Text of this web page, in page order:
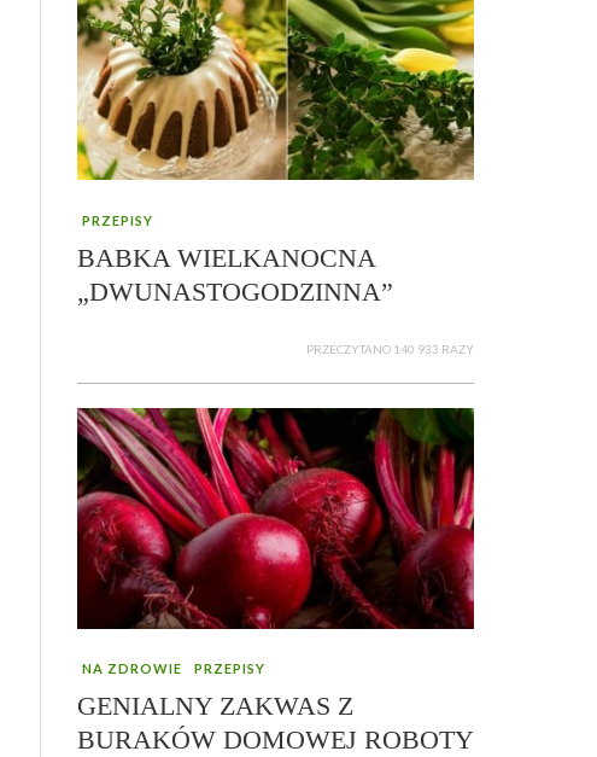
PRZEPISY
BABKA WIELKANOCNA
„DWUNASTOGODZINNA”
PRZECZYTANO 140 933 RAZY
NA ZDROWIE PRZEPISY
GENIALNY ZAKWAS Z
BURAKÓW DOMOWEJ ROBOTY